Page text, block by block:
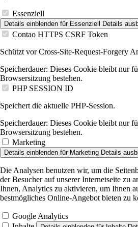
Essenziell
Details einblenden für Essenziell Details
Contao HTTPS CSRF Token
Schützt vor Cross-Site-Request-Forgery
Speicherdauer: Dieses Cookie bleibt nur
Browsersitzung bestehen.
PHP SESSION ID
Speichert die aktuelle PHP-Session.
Speicherdauer: Dieses Cookie bleibt nur
Browsersitzung bestehen.
Marketing
Details einblenden für Marketing Details
Die Analysen benutzen wir, um die
der Besucher auf unserer Internetseite zu
Ihnen, Analytics zu aktivieren, um Ihnen
bestmögliches Online-Angebot bieten zu
Google Analytics